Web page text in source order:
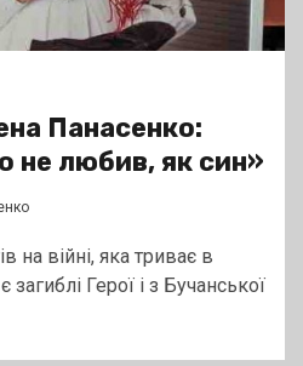
Панасенко:
не любив, як син»
на війні, яка триває в
загиблі Герої і з Бучанської